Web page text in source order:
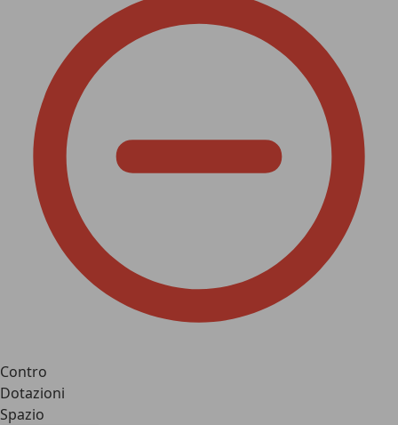
Contro
Dotazioni
Spazio